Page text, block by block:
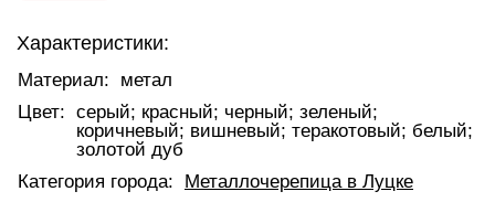
Характеристики:
Материал:
метал
Цвет: серый; красный; черный; зеленый;
коричневый; вишневый; теракотовый; белый;
золотой дуб
Категория города:
Металлочерепица в Луцке